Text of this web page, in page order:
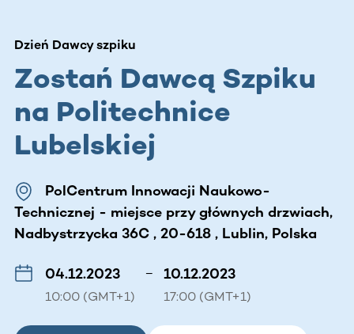
Dzień Dawcy szpiku
Zostań Dawcą Szpiku
na Politechnice
Lubelskiej
PolCentrum Innowacji Naukowo-
Technicznej - miejsce przy głównych drzwiach,
Nadbystrzycka 36C , 20-618 , Lublin, Polska
04.12.2023
10:00 (GMT+1)
– 10.12.2023
17:00 (GMT+1)